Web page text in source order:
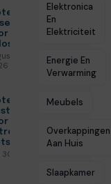
veilige
3,
30, 2026
Elektronica
En
Elektriciteit
Energie En
Verwarming
Meubels
Overkappingen
Aan Huis
Slaapkamer